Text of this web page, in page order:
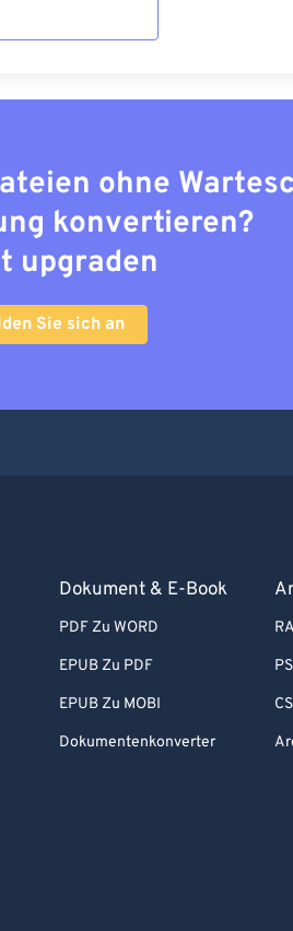
ohne
konvertieren?
upgraden
Sie sich an
Dokument & E-Book
PDF Zu WORD
EPUB Zu PDF
EPUB Zu MOBI
Dokumentenkonverter